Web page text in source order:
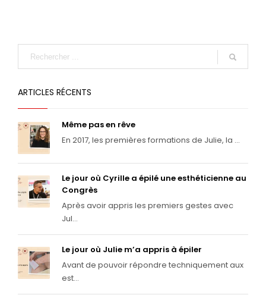
ARTICLES RÉCENTS
Même pas en rêve
En 2017, les premières formations de Julie, la ...
Le jour où Cyrille a épilé une esthéticienne au
Congrès
Après avoir appris les premiers gestes avec
Jul...
Le jour où Julie m’a appris à épiler
Avant de pouvoir répondre techniquement aux
est...